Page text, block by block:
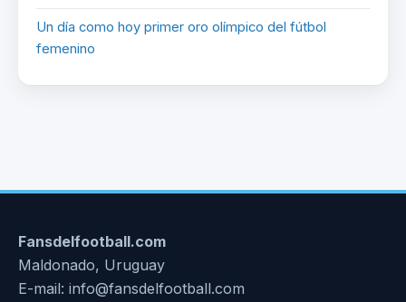
Un día como hoy primer oro olímpico del fútbol
femenino
Fansdelfootball.com
Maldonado, Uruguay
E-mail: info@fansdelfootball.com